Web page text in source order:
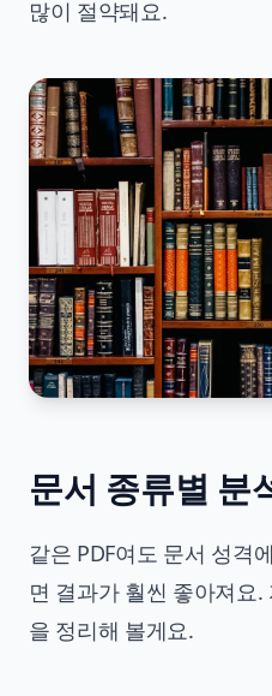
많이 절약돼요.
문서 종류별 분
같은 PDF여도 문서 성격
면 결과가 훨씬 좋아져요
을 정리해 볼게요.